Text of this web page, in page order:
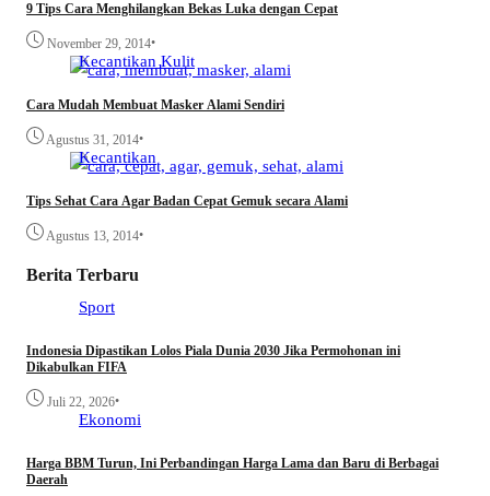
9 Tips Cara Menghilangkan Bekas Luka dengan Cepat
November 29, 2014•
KecantikanKulit
Cara Mudah Membuat Masker Alami Sendiri
Agustus 31, 2014•
Kecantikan
Tips Sehat Cara Agar Badan Cepat Gemuk secara Alami
Agustus 13, 2014•
Berita Terbaru
Sport
Indonesia Dipastikan Lolos Piala Dunia 2030 Jika Permohonan ini
Dikabulkan FIFA
Juli 22, 2026•
Ekonomi
Harga BBM Turun, Ini Perbandingan Harga Lama dan Baru di Berbagai
Daerah